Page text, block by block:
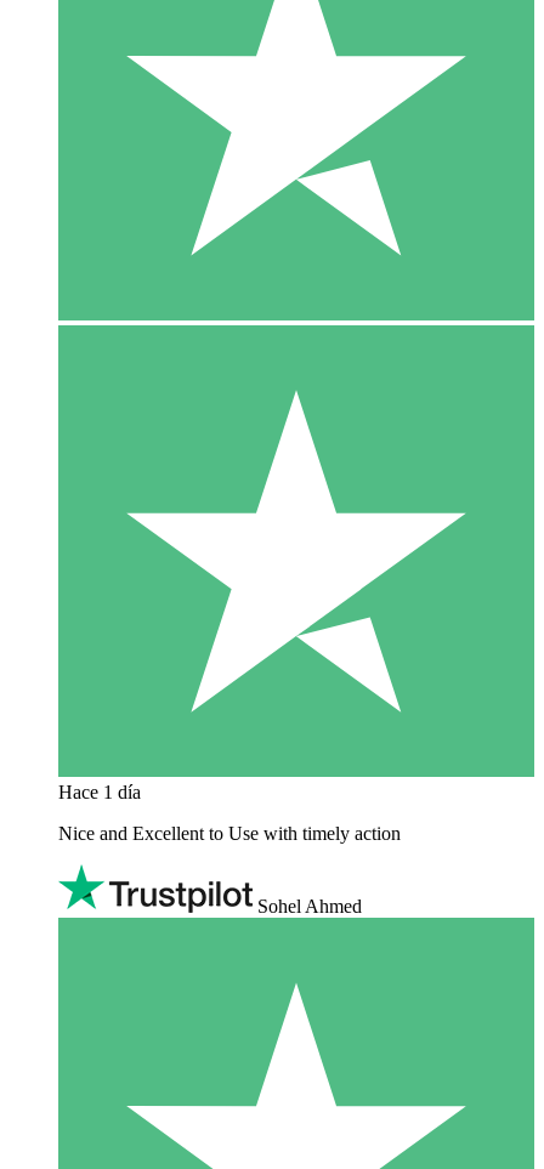
Hace 1 día
Nice and Excellent to Use with timely action
Sohel Ahmed